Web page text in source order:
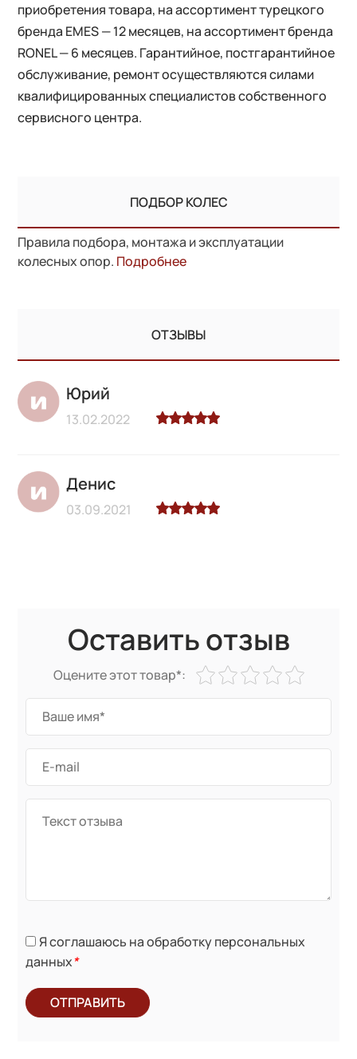
приобретения товара, на ассортимент турецкого
бренда EMES — 12 месяцев, на ассортимент бренда
RONEL — 6 месяцев. Гарантийное, постгарантийное
обслуживание, ремонт осуществляются силами
квалифицированных специалистов собственного
сервисного центра.
ПОДБОР КОЛЕС
Правила подбора, монтажа и эксплуатации
колесных опор. Подробнее
ОТЗЫВЫ
Юрий
13.02.2022
Денис
03.09.2021
Оставить отзыв
Оцените этот товар*:
Я соглашаюсь на обработку персональных
данных*
ОТПРАВИТЬ